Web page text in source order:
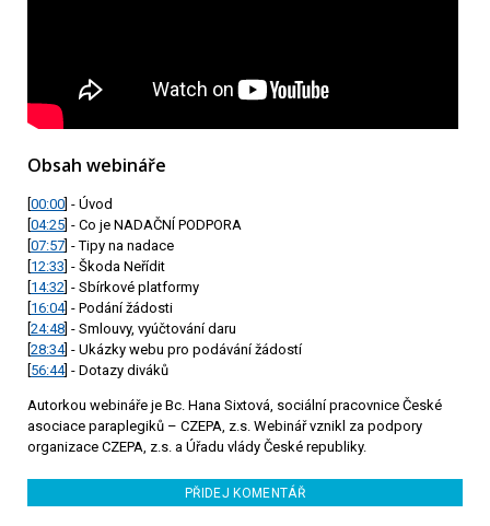
Obsah webináře
00:00 ] - Úvod
04:25 ] - Co je NADAČNÍ PODPORA
07:57 ] - Tipy na nadace
12:33 ] - Škoda Neřídit
14:32 ] - Sbírkové platformy
16:04] - Podání žádosti
24:48 ] - Smlouvy, vyúčtování daru
28:34] - Ukázky webu pro podávání žádostí
56:44] - Dotazy diváků
Autorkou webináře je Bc. Hana Sixtová, sociální pracovnice České
asociace paraplegiků – CZEPA, z.s. Webinář vznikl za podpory
organizace CZEPA, z.s. a Úřadu vlády České republiky.
PŘIDEJ KOMENTÁŘ